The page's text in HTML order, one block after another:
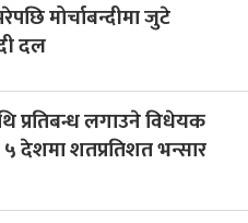
मोर्चाबन्दीमा जुटे
दल
प्रतिबन्ध लगाउने विधेयक
५ देशमा शतप्रतिशत भन्सार